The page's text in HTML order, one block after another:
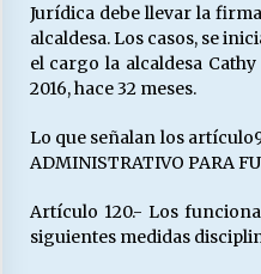
Jurídica debe llevar la
alcaldesa. Los casos, se
el cargo la alcaldesa
2016, hace 32 meses.
Lo que señalan los
ADMINISTRATIVO PARA
Artículo 120.- Los
siguientes medidas